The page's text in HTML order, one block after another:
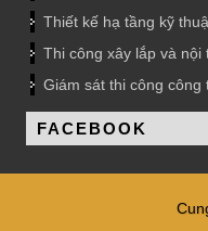
Thiết kế hạ tầng kỹ
Thi công xây lắp và nội
Giám sát thi công công
FACEBOOK